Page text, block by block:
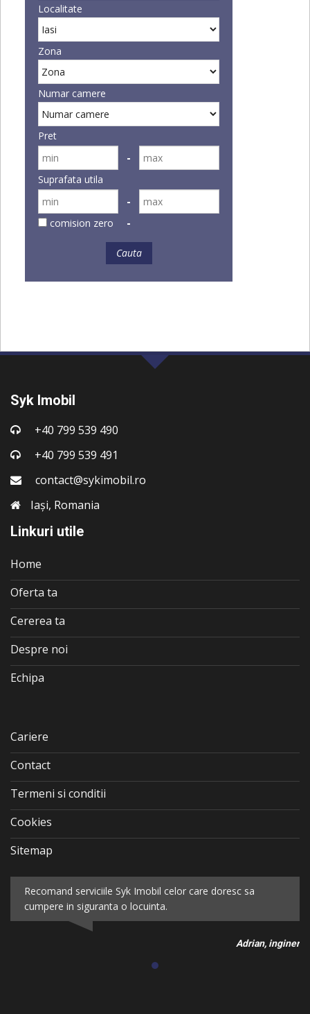
Localitate
Zona
Numar camere
Pret
Suprafata utila
comision zero
Syk Imobil
+40 799 539 490
+40 799 539 491
contact@sykimobil.ro
Iași, Romania
Linkuri utile
Home
Oferta ta
Cererea ta
Despre noi
Echipa
Cariere
Contact
Termeni si conditii
Cookies
Sitemap
Recomand serviciile Syk Imobil celor care doresc sa
cumpere in siguranta o locuinta.
Adrian, inginer